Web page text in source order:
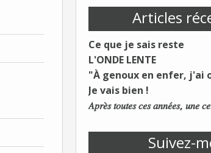
Articles
Ce que je sais reste
L'ONDE LENTE
Je vais bien !
Suivez-